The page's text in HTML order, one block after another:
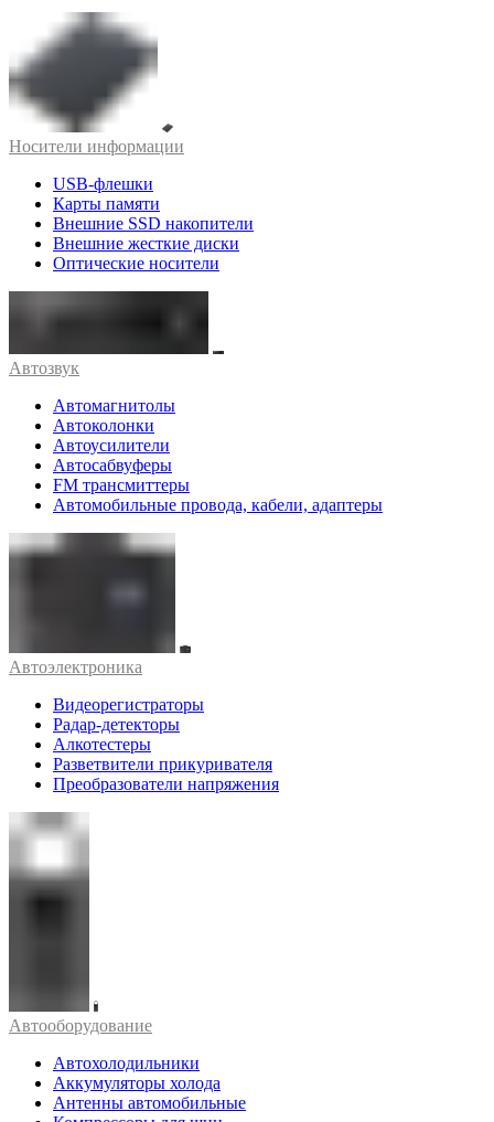
Носители информации
USB-флешки
Карты памяти
Внешние SSD накопители
Внешние жесткие диски
Оптические носители
Автозвук
Автомагнитолы
Автоколонки
Автоусилители
Автосабвуферы
FM трансмиттеры
Автомобильные провода, кабели, адаптеры
Автоэлектроника
Видеорегистраторы
Радар-детекторы
Алкотестеры
Разветвители прикуривателя
Преобразователи напряжения
Автооборудование
Автохолодильники
Аккумуляторы холода
Антенны автомобильные